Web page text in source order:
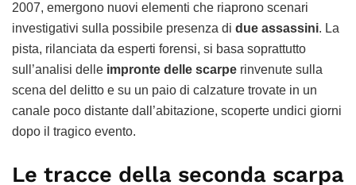
2007, emergono nuovi elementi che riaprono scenari
investigativi sulla possibile presenza di due assassini. La
pista, rilanciata da esperti forensi, si basa soprattutto
sull’analisi delle impronte delle scarpe rinvenute sulla
scena del delitto e su un paio di calzature trovate in un
canale poco distante dall’abitazione, scoperte undici giorni
dopo il tragico evento.
Le tracce della seconda scarpa